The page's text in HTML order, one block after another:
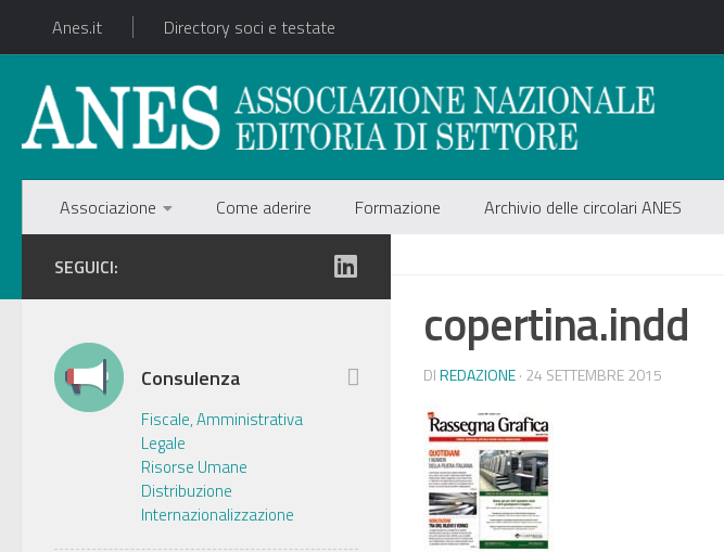
Anes.it Directory soci e testate
Associazione Come aderire Formazione Archivio delle circolari ANES
copertina.indd
DIREDAZIONE· 24 SETTEMBRE 2015
SEGUICI:
Consulenza
Fiscale, Amministrativa
Legale
Risorse Umane
Distribuzione
Internazionalizzazione